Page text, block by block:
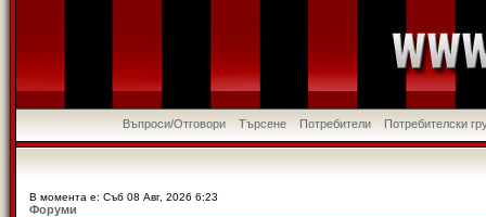
Въпроси/Отговори Търсене Потребители Потребителски
В момента е: Съб 08 Авг, 2026 6:23
Форуми